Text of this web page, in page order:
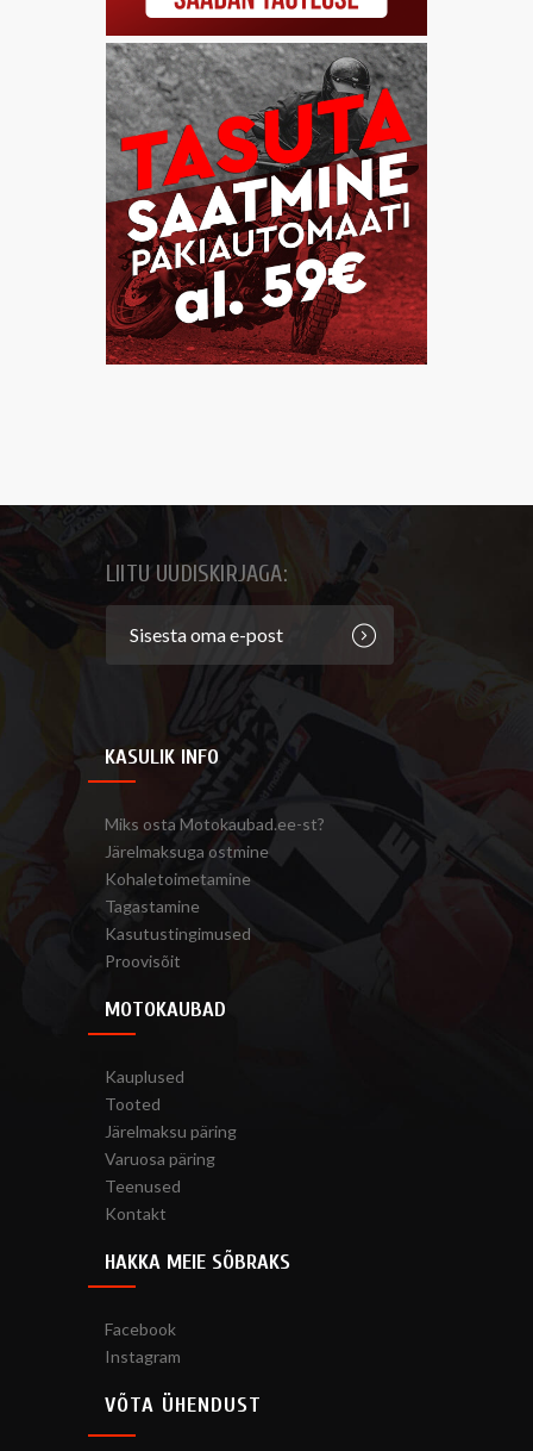
LIITU UUDISKIRJAGA:
KASULIK INFO
Miks osta Motokaubad.ee-st?
Järelmaksuga ostmine
Kohaletoimetamine
Tagastamine
Kasutustingimused
Proovisõit
MOTOKAUBAD
Kauplused
Tooted
Järelmaksu päring
Varuosa päring
Teenused
Kontakt
HAKKA MEIE SÕBRAKS
Facebook
Instagram
VÕTA ÜHENDUST